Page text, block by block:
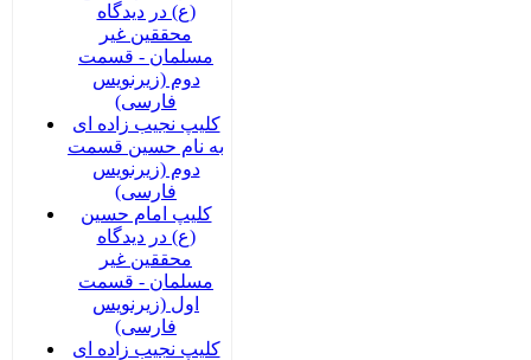
(ع) در دیدگاه
محققین غیر
مسلمان - قسمت
دوم (زیرنویس
فارسی)
کلیپ نجیب زاده ای
به نام حسین قسمت
دوم (زیرنویس
فارسی)
کلیپ امام حسین
(ع) در دیدگاه
محققین غیر
مسلمان - قسمت
اول (زیرنویس
فارسی)
کلیپ نجیب زاده ای